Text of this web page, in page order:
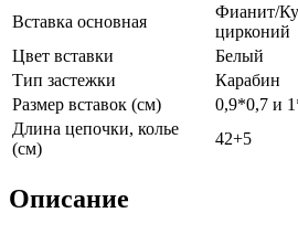
Вставка основная
Фианит/
цирконий
Цвет вставки
Белый
Тип застежки
Карабин
Размер вставок (см)
0,9*0,7 и
Длина цепочки, колье
(см)
42+5
Описание